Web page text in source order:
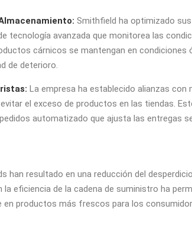
Smithfield ha optimizado
tecnología avanzada que monitorea las
cárnicos se mantengan en condiciones
de deterioro.
La empresa ha establecido alianzas con
el exceso de productos en las tiendas.
automatizado que ajusta las entregas
han resultado en una reducción del
la eficiencia de la cadena de suministro ha
en productos más frescos para los